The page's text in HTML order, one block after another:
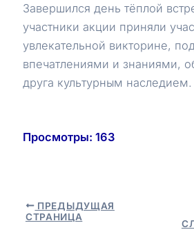
Завершился день тёплой
участники акции приняли
увлекательной викторине,
впечатлениями и знаниями,
друга культурным наследием.
Просмотры: 163
Навигация
ПРЕДЫДУЩАЯ
СТРАНИЦА